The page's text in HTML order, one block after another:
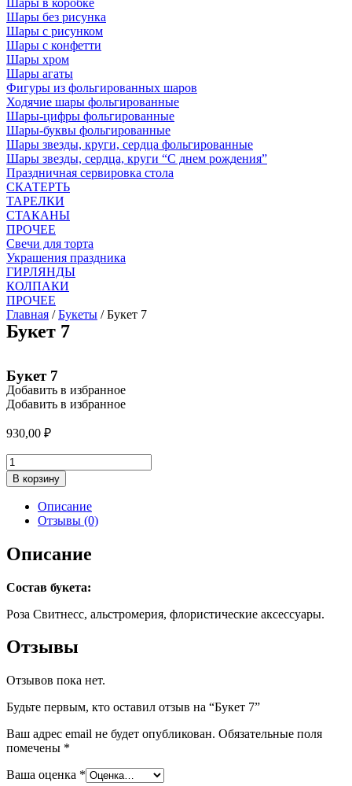
Шары без рисунка
Шары с рисунком
Шары с конфетти
Шары хром
Шары агаты
Фигуры из фольгированных шаров
Ходячие шары фольгированные
Шары-цифры фольгированные
Шары-буквы фольгированные
Шары звезды, круги, сердца фольгированные
Шары звезды, сердца, круги “С днем рождения”
Праздничная сервировка стола
СКАТЕРТЬ
ТАРЕЛКИ
СТАКАНЫ
ПРОЧЕЕ
Свечи для торта
Украшения праздника
ГИРЛЯНДЫ
КОЛПАКИ
ПРОЧЕЕ
Главная /Букеты / Букет 7
Букет 7
Букет 7
Добавить в избранное
Добавить в избранное
930,00 ₽
Количество
товара
Букет
В корзину
Описание
Отзывы (0)
Описание
Состав букета:
Роза Свитнесс, альстромерия, флористические аксессуары.
Отзывы
Отзывов пока нет.
Будьте первым, кто оставил отзыв на “Букет 7”
Ваш адрес email не будет опубликован. Обязательные поля
помечены *
Ваша оценка *